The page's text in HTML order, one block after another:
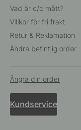
Vad är c/c mått?
Villkor för fri frakt
Retur & Reklamation
Ändra befintlig order
Ångra din order
Kundservice